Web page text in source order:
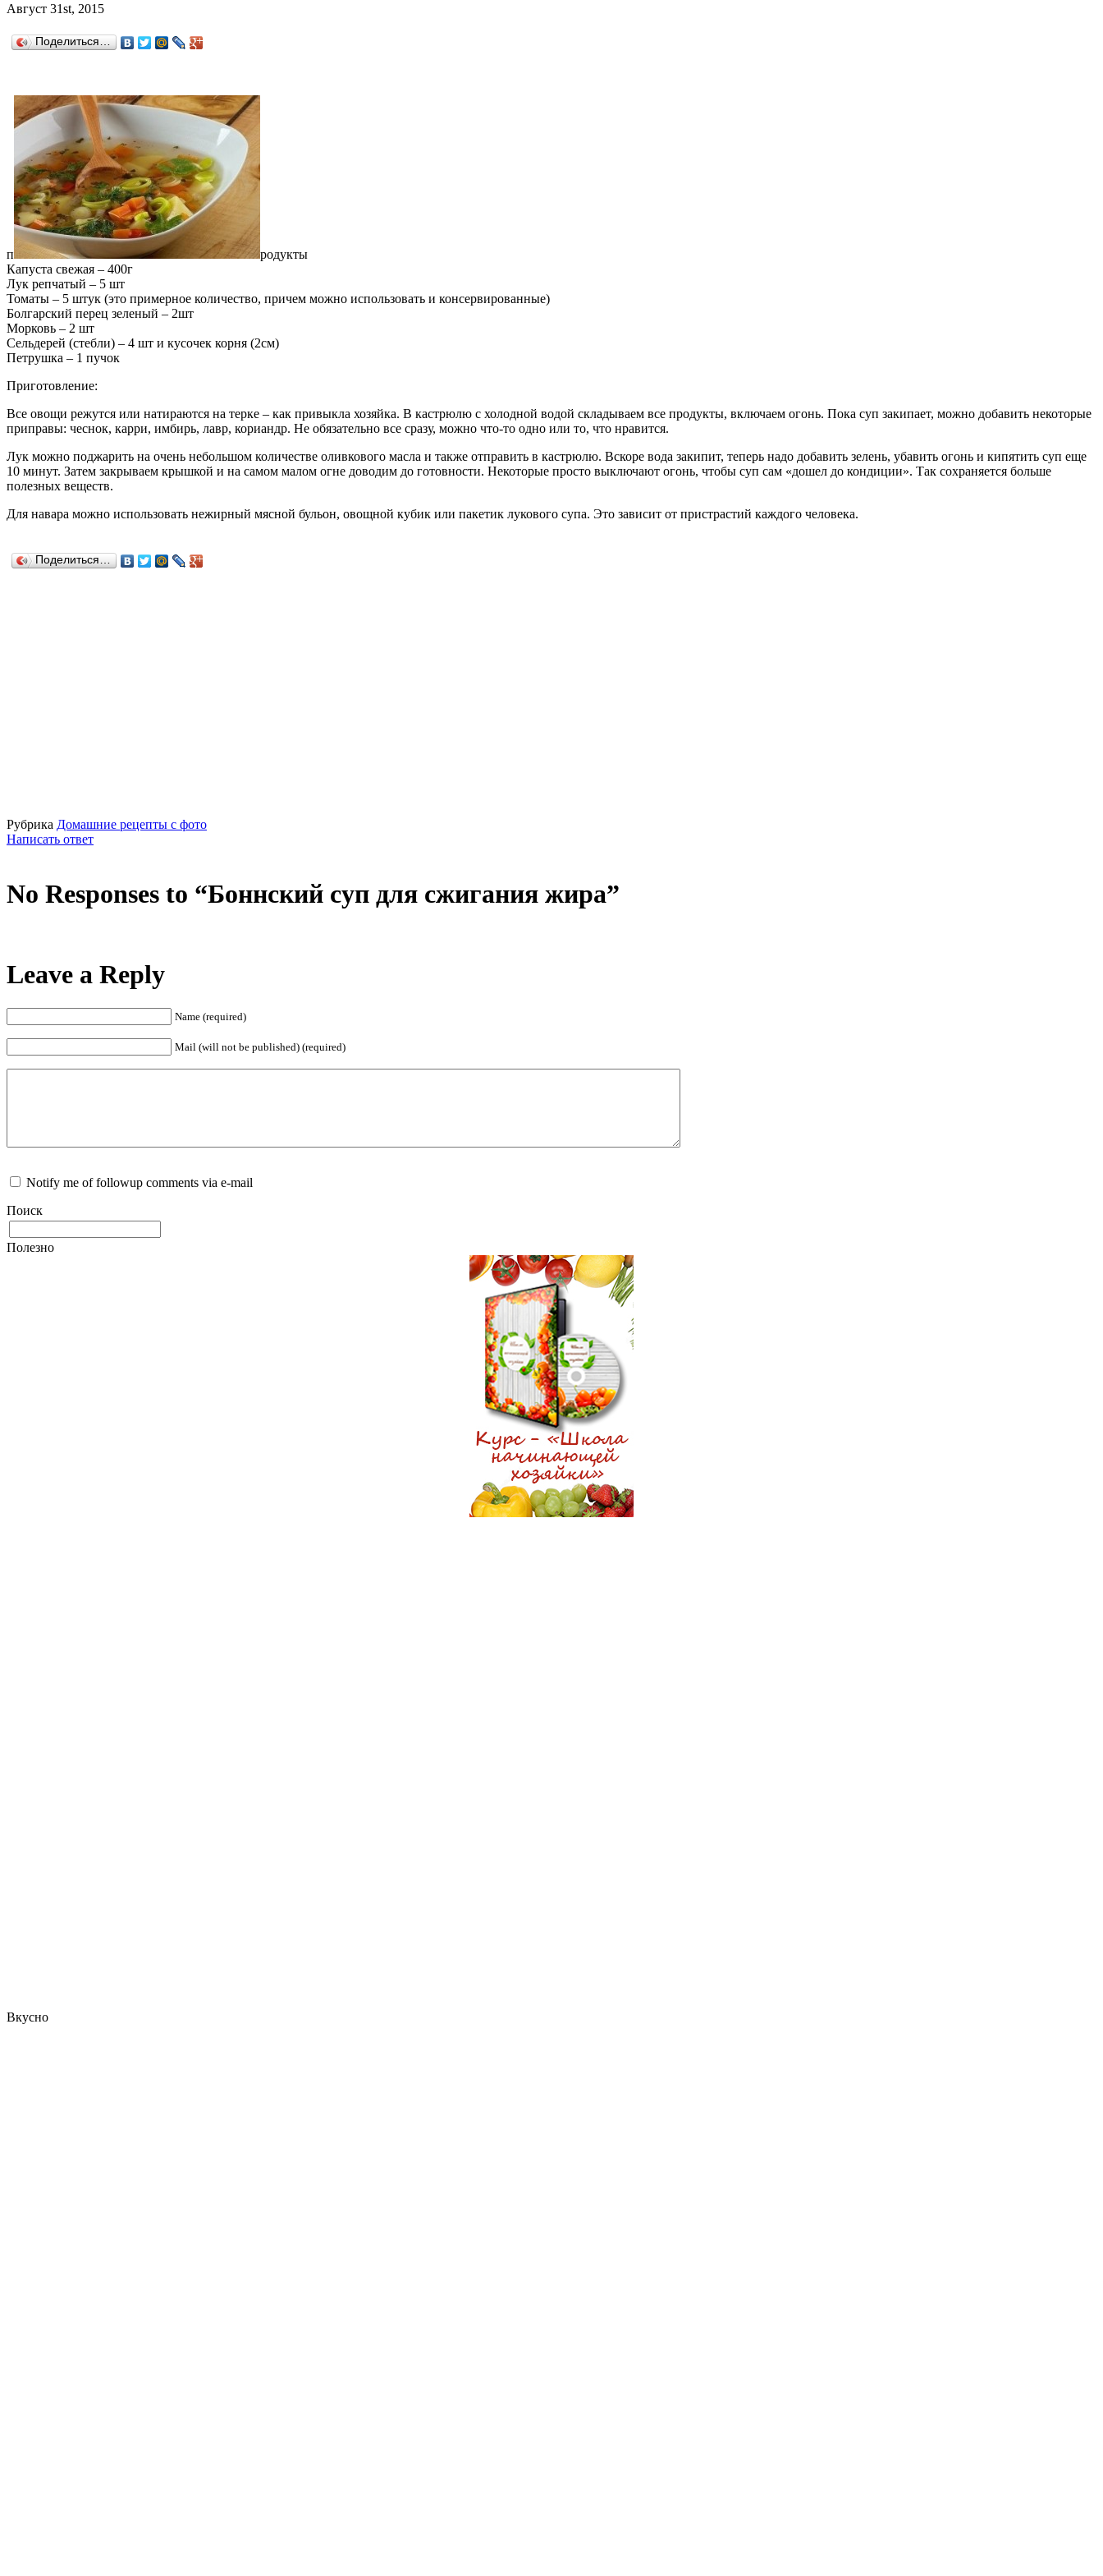
Август 31st, 2015
Поделиться…
п
родукты
Капуста свежая – 400г
Лук репчатый – 5 шт
Томаты – 5 штук (это примерное количество, причем можно использовать и консервированные)
Болгарский перец зеленый – 2шт
Морковь – 2 шт
Сельдерей (стебли) – 4 шт и кусочек корня (2см)
Петрушка – 1 пучок
Приготовление:
Все овощи режутся или натираются на терке – как привыкла хозяйка. В кастрюлю с холодной водой складываем все продукты, включаем огонь. Пока суп закипает, можно добавить некоторые
приправы: чеснок, карри, имбирь, лавр, кориандр. Не обязательно все сразу, можно что-то одно или то, что нравится.
Лук можно поджарить на очень небольшом количестве оливкового масла и также отправить в кастрюлю. Вскоре вода закипит, теперь надо добавить зелень, убавить огонь и кипятить суп еще
10 минут. Затем закрываем крышкой и на самом малом огне доводим до готовности. Некоторые просто выключают огонь, чтобы суп сам «дошел до кондиции». Так сохраняется больше
полезных веществ.
Для навара можно использовать нежирный мясной бульон, овощной кубик или пакетик лукового супа. Это зависит от пристрастий каждого человека.
Поделиться…
Рубрика Домашние рецепты с фото
Написать ответ
No Responses to “Боннский суп для сжигания жира”
Leave a Reply
Name (required)
Mail (will not be published) (required)
Notify me of followup comments via e-mail
Поиск
Полезно
Вкусно